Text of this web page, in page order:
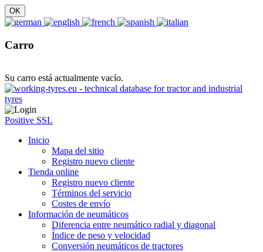
Carro
Su carro está actualmente vacío.
Positive SSL
Inicio
Mapa del sitio
Registro nuevo cliente
Tienda online
Registro nuevo cliente
Términos del servicio
Costes de envío
Información de neumáticos
Diferencia entre neumático radial y diagonal
Índice de peso y velocidad
Conversión neumáticos de tractores